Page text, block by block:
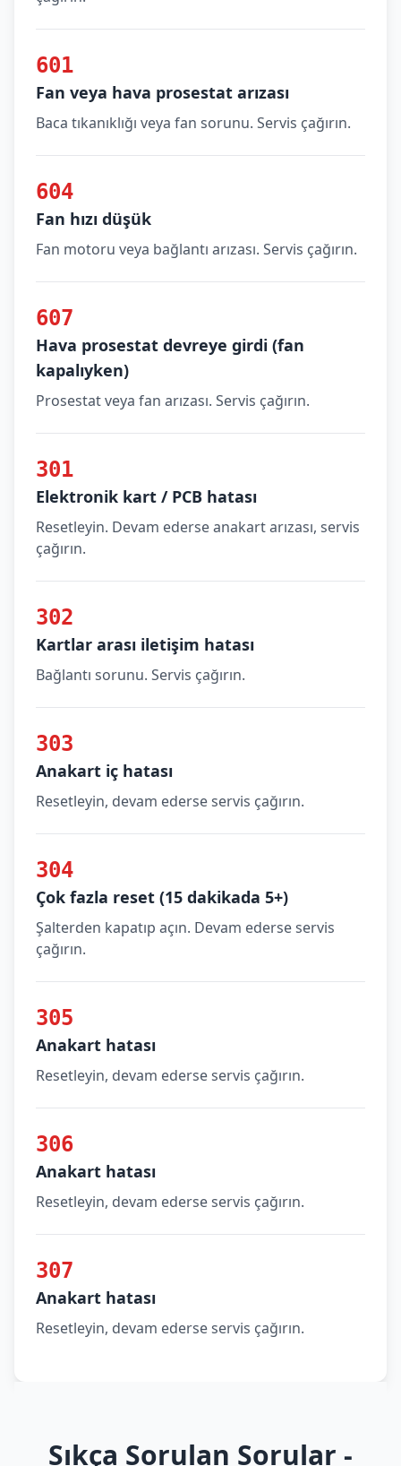
601
Fan veya hava prosestat arızası
Baca tıkanıklığı veya fan sorunu. Servis çağırın.
604
Fan hızı düşük
Fan motoru veya bağlantı arızası. Servis çağırın.
607
Hava prosestat devreye girdi (fan
kapalıyken)
Prosestat veya fan arızası. Servis çağırın.
301
Elektronik kart / PCB hatası
Resetleyin. Devam ederse anakart arızası, servis
çağırın.
302
Kartlar arası iletişim hatası
Bağlantı sorunu. Servis çağırın.
303
Anakart iç hatası
Resetleyin, devam ederse servis çağırın.
304
Çok fazla reset (15 dakikada 5+)
Şalterden kapatıp açın. Devam ederse servis
çağırın.
305
Anakart hatası
Resetleyin, devam ederse servis çağırın.
306
Anakart hatası
Resetleyin, devam ederse servis çağırın.
307
Anakart hatası
Resetleyin, devam ederse servis çağırın.
Sıkça Sorulan Sorular -